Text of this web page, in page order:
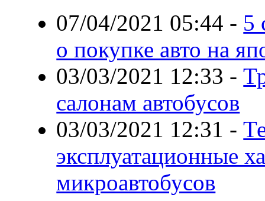
07/04/2021 05:44 - 5
о покупке авто на
03/03/2021 12:33 -
салонам автобусов
03/03/2021 12:31 -
эксплуатационные
микроавтобусов